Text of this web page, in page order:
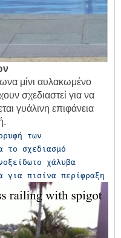
μίνι αυλακωμένο
σχεδιαστεί για να
γυάλινη επιφάνεια
των
το σχεδιασμό
χάλυβα
για πισίνα περίφραξη